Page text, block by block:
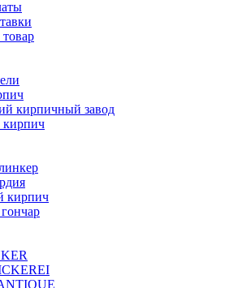
кирпичный завод
кирпич
кирпич